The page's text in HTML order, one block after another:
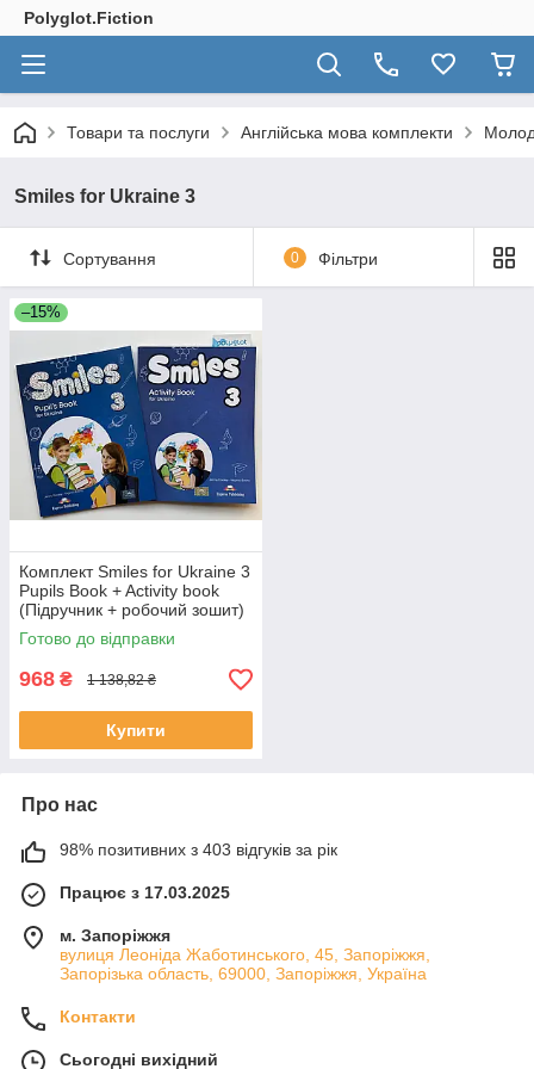
Polyglot.Fiction
Товари та послуги Англійська мова комплекти
Smiles for Ukraine 3
Сортування 0 Фільтри
–15%
Комплект Smiles for Ukraine 3
Pupils Book + Activity book
(Підручник + робочий зошит)
Готово до відправки
968 ₴ 1 138,82 ₴
Купити
Про нас
98% позитивних з 403 відгуків за рік
Працює з 17.03.2025
м. Запоріжжя
вулиця Леоніда Жаботинського, 45, Запоріжжя,
Запорізька область, 69000, Запоріжжя, Україна
Контакти
Сьогодні вихідний